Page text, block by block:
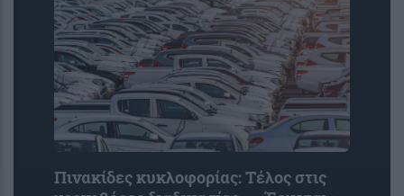
Πινακίδες κυκλοφορίας: Τέλος στις